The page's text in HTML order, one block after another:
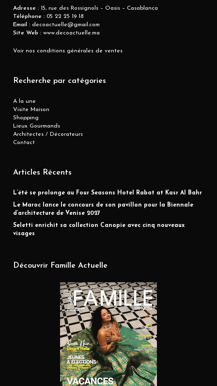
Adresse : 15, rue des Rossignols – Oasis – Casablanca
Téléphone :05 22 25 19 18
Email :decoactuelle@gmail.com
Site Web :www.decoactuelle.ma
Voir nos conditions générales de ventes
Recherche par catégories
A la une
Visite Maison
Shopping
Lieux Gourmands
Architectes / Décorateurs
Contact
Articles Récents
L’été se prolonge au Four Seasons Hotel Rabat at Kasr Al Bahr
Le Maroc lance le concours de son pavillon pour la Biennale
d’architecture de Venise 2027
Seletti enrichit sa collection Canopie avec cinq nouveaux
visages
Découvrir Famille Actuelle